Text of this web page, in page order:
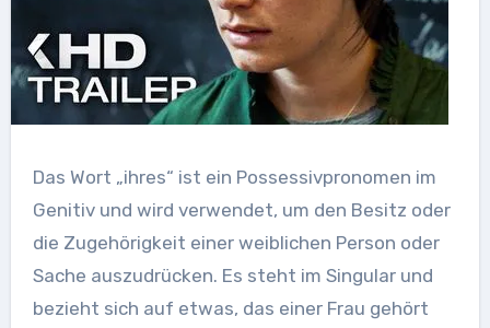
Das Wort „ihres“ ist ein Possessivpronomen im
Genitiv und wird verwendet, um den Besitz oder
die Zugehörigkeit einer weiblichen Person oder
Sache auszudrücken. Es steht im Singular und
bezieht sich auf etwas, das einer Frau gehört